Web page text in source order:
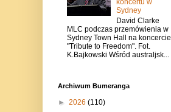
koncertu w
Sydney
David Clarke
MLC podczas przemówienia w
Sydney Town Hall na koncercie
"Tribute to Freedom". Fot.
K.Bajkowski Wśród australjsk...
Archiwum Bumeranga
► 2026 (110)